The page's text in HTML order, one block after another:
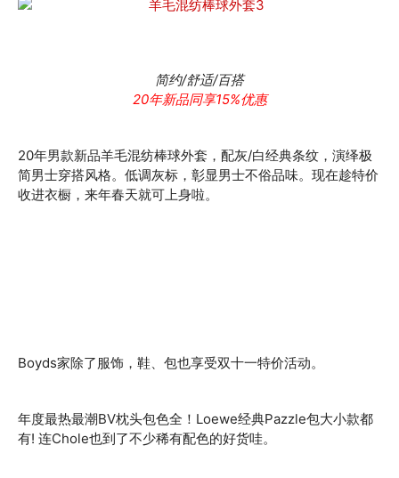
简约/舒适/百搭
20年新品同享15%优惠
20年男款新品羊毛混纺棒球外套，配灰/白经典条纹，演绎极
简男士穿搭风格。低调灰标，彰显男士不俗品味。现在趁特价
收进衣橱，来年春天就可上身啦。
Boyds家除了服饰，鞋、包也享受双十一特价活动。
年度最热最潮BV枕头包色全！Loewe经典Pazzle包大小款都
有! 连Chole也到了不少稀有配色的好货哇。